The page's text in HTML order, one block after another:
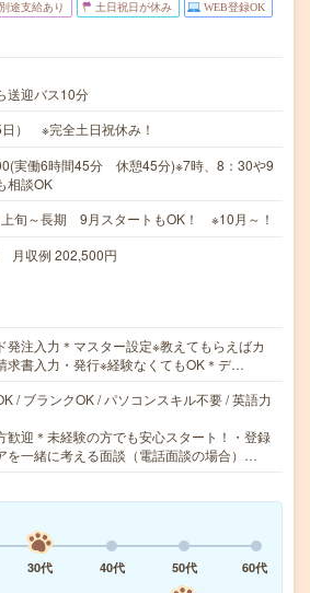
途支給あり 土日祝日が休み WEB登録OK
送迎バス10分
日） ※完全土日祝休み！
実働6時間45分 休憩45分)※7時、8：30や9
相談OK
旬～長期 9月スタートもOK！ ※10月～！
月収例 202,500円
発注入力＊マスター設定※教えてもらえばカ
求書入力・発行※経験なくてもOK＊デ…
/ ブランクOK / パソコンスキル不要 / 英語力
歓迎＊未経験の方でも安心スタート！・登録
を一緒に考える面談（電話面談の場合）…
30代 40代 50代
60代